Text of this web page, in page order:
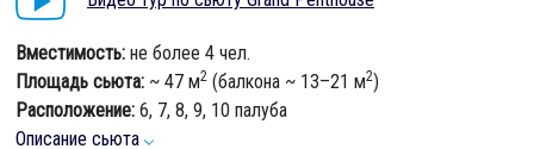
Вместимость: не более 4 чел.
Площадь сьюта: ~ 47 м2 (балкона ~ 13–21 м2)
Расположение: 6, 7, 8, 9, 10 палуба
Описание сьюта